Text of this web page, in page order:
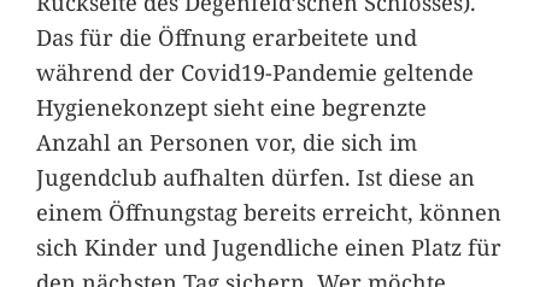
Das für die Öffnung erarbeitete und
während der Covid19-Pandemie geltende
Hygienekonzept sieht eine begrenzte
Anzahl an Personen vor, die sich im
Jugendclub aufhalten dürfen. Ist diese an
einem Öffnungstag bereits erreicht, können
sich Kinder und Jugendliche einen Platz für